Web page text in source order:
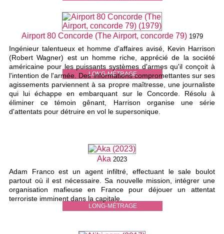
LONG-MÉTRAGE
Airport 80 Concorde (The Airport, concorde 79) 1979
Ingénieur talentueux et homme d'affaires avisé, Kevin Harrison
(Robert Wagner) est un homme riche, apprécié de la société
américaine pour les puissants systèmes d'armes qu'il conçoit à
l'intention de l'armée. Des informations compromettantes sur ses
agissements parviennent à sa propre maîtresse, une journaliste
qui lui échappe en embarquant sur le Concorde. Résolu à
éliminer ce témoin gênant, Harrison organise une série
d'attentats pour détruire en vol le supersonique.
LONG-MÉTRAGE
Aka 2023
Adam Franco est un agent infiltré, effectuant le sale boulot
partout où il est nécessaire. Sa nouvelle mission, intégrer une
organisation mafieuse en France pour déjouer un attentat
terroriste imminent dans la capitale.